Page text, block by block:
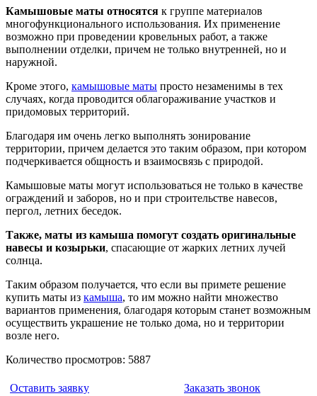
Камышовые маты относятся к группе материалов
многофункционального использования. Их применение
возможно при проведении кровельных работ, а также
выполнении отделки, причем не только внутренней, но и
наружной.
Кроме этого, камышовые маты просто незаменимы в тех
случаях, когда проводится облагораживание участков и
придомовых территорий.
Благодаря им очень легко выполнять зонирование
территории, причем делается это таким образом, при котором
подчеркивается общность и взаимосвязь с природой.
Камышовые маты могут использоваться не только в качестве
ограждений и заборов, но и при строительстве навесов,
пергол, летних беседок.
Также, маты из камыша помогут создать оригинальные
навесы и козырьки, спасающие от жарких летних лучей
солнца.
Таким образом получается, что если вы примете решение
купить маты из камыша, то им можно найти множество
вариантов применения, благодаря которым станет возможным
осуществить украшение не только дома, но и территории
возле него.
Количество просмотров: 5887
Оставить заявку Заказать звонок